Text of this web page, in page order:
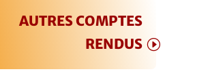
AUTRES COMPTES
RENDUS